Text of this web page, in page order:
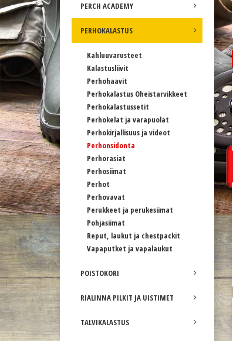
PERCH ACADEMY
PERHOKALASTUS
Kahluuvarusteet
Kalastusliivit
Perhohaavit
Perhokalastus Oheistarvikkeet
Perhokalastussetit
Perhokelat ja varapuolat
Perhokirjallisuus ja videot
Perhonsidonta
Perhorasiat
Perhosiimat
Perhot
Perhovavat
Perukkeet ja perukesiimat
Pohjasiimat
Reput, laukut ja chestpackit
Vapaputket ja vapalaukut
POISTOKORI
RIALINNA PILKIT JA UISTIMET
TALVIKALASTUS